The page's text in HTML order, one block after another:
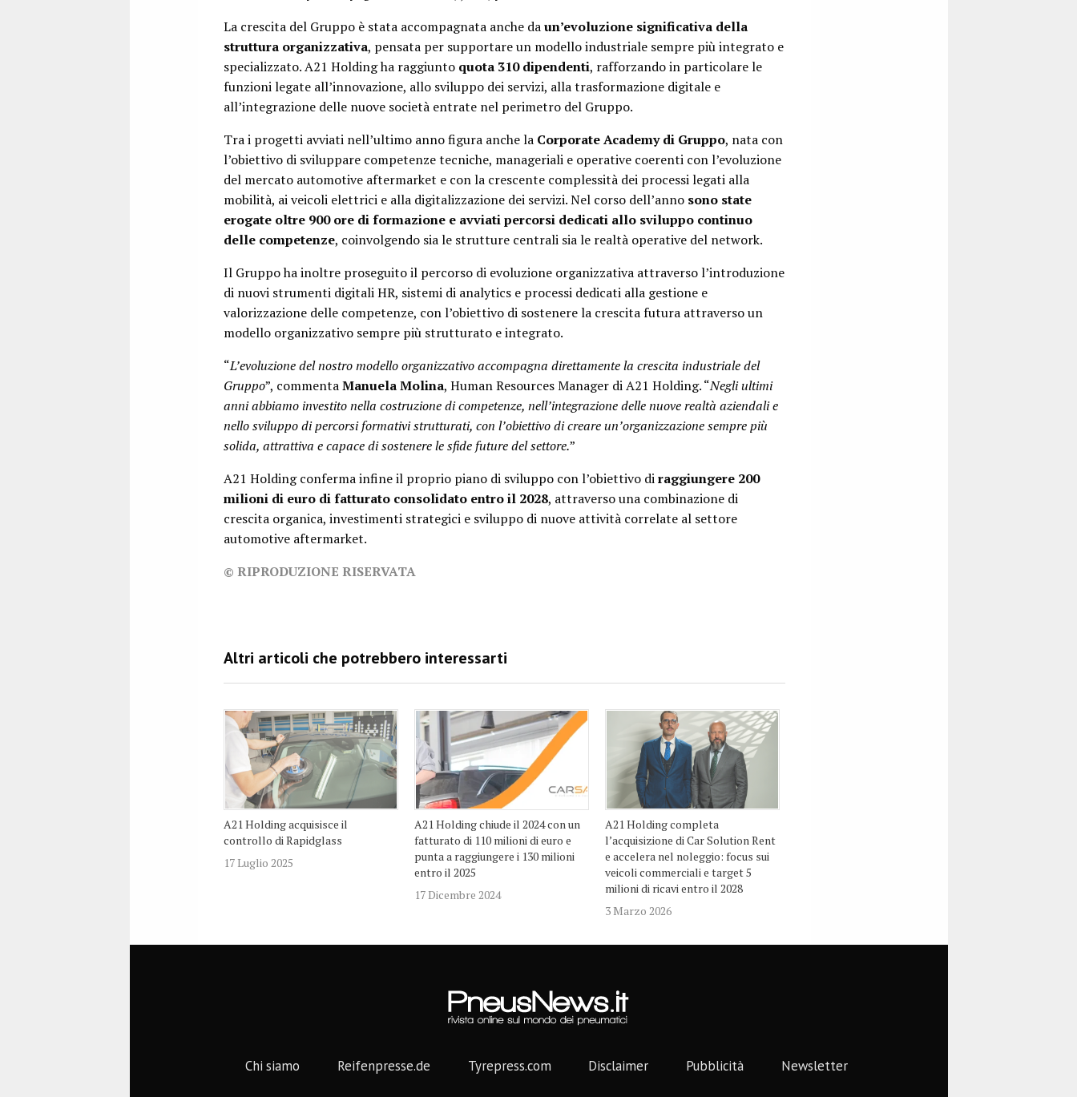
La crescita del Gruppo è stata accompagnata anche daun’evoluzione significativa della
struttura organizzativa, pensata per supportare un modello industriale sempre più integrato e
specializzato. A21 Holding ha raggiuntoquota 310 dipendenti, rafforzando in particolare le
funzioni legate all’innovazione, allo sviluppo dei servizi, alla trasformazione digitale e
all’integrazione delle nuove società entrate nel perimetro del Gruppo.
Tra i progetti avviati nell’ultimo anno figura anche la Corporate Academy di Gruppo, nata con
l’obiettivo di sviluppare competenze tecniche, manageriali e operative coerenti con l’evoluzione
del mercato automotive aftermarket e con la crescente complessità dei processi legati alla
mobilità, ai veicoli elettrici e alla digitalizzazione dei servizi. Nel corso dell’anno sono state
erogate oltre 900 ore di formazione e avviati percorsi dedicati allo sviluppo continuo
delle competenze, coinvolgendo sia le strutture centrali sia le realtà operative del network.
Il Gruppo ha inoltre proseguito il percorso di evoluzione organizzativa attraverso l’introduzione
di nuovi strumenti digitali HR, sistemi di analytics e processi dedicati alla gestione e
valorizzazione delle competenze, con l’obiettivo di sostenere la crescita futura attraverso un
modello organizzativo sempre più strutturato e integrato.
“L’evoluzione del nostro modello organizzativo accompagna direttamente la crescita industriale del
Gruppo”, commentaManuela Molina, Human Resources Manager di A21 Holding. “Negli ultimi
anni abbiamo investito nella costruzione di competenze, nell’integrazione delle nuove realtà aziendali e
nello sviluppo di percorsi formativi strutturati, con l’obiettivo di creare un’organizzazione sempre più
solida, attrattiva e capace di sostenere le sfide future del settore.”
A21 Holding conferma infine il proprio piano di sviluppo con l’obiettivo diraggiungere 200
milioni di euro di fatturato consolidato entro il 2028, attraverso una combinazione di
crescita organica, investimenti strategici e sviluppo di nuove attività correlate al settore
automotive aftermarket.
© RIPRODUZIONE RISERVATA
A21 Holding acquisisce il
controllo di Rapidglass
17 Luglio 2025
A21 Holding chiude il 2024 con un
fatturato di 110 milioni di euro e
punta a raggiungere i 130 milioni
entro il 2025
17 Dicembre 2024
A21 Holding completa
l’acquisizione di Car Solution Rent
e accelera nel noleggio: focus sui
veicoli commerciali e target 5
milioni di ricavi entro il 2028
3 Marzo 2026
Chi siamo Reifenpresse.de Tyrepress.com Disclaimer Pubblicità Newsletter